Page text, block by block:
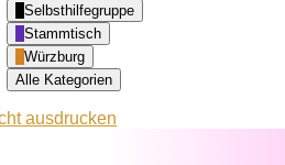
Selbsthilfegruppe
Stammtisch
Würzburg
Alle Kategorien
ausdrucken